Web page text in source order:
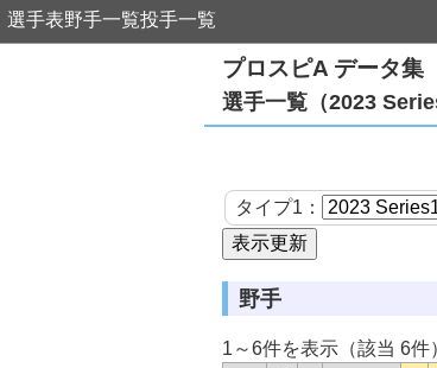
選手表野手一覧投手一覧
プロスピA データ集
選手一覧（2023
タイプ1：
野手
1～6件を表示（該当 6件